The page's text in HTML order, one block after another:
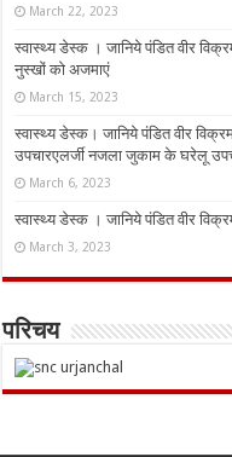
March 22, 2023
स्वास्थ्य डेस्क । जानिये पंडित वीर
नुस्‍खों को अजमाएं
March 15, 2023
स्वास्थ्य डेस्क। जानिये पंडित वीर
उपचारएलर्जी नजला जुकाम के घरेलू
March 6, 2023
स्वास्थ्य डेस्क । जानिये पंडित वीर
March 3, 2023
परिचय